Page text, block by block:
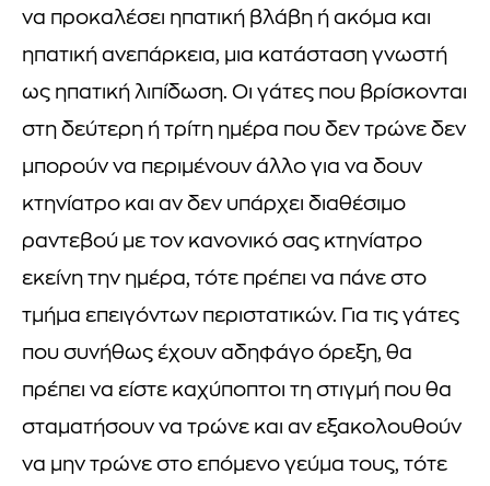
να προκαλέσει ηπατική βλάβη ή ακόμα και
ηπατική ανεπάρκεια, μια κατάσταση γνωστή
ως ηπατική λιπίδωση. Οι γάτες που βρίσκονται
στη δεύτερη ή τρίτη ημέρα που δεν τρώνε δεν
μπορούν να περιμένουν άλλο για να δουν
κτηνίατρο και αν δεν υπάρχει διαθέσιμο
ραντεβού με τον κανονικό σας κτηνίατρο
εκείνη την ημέρα, τότε πρέπει να πάνε στο
τμήμα επειγόντων περιστατικών. Για τις γάτες
που συνήθως έχουν αδηφάγο όρεξη, θα
πρέπει να είστε καχύποπτοι τη στιγμή που θα
σταματήσουν να τρώνε και αν εξακολουθούν
να μην τρώνε στο επόμενο γεύμα τους, τότε